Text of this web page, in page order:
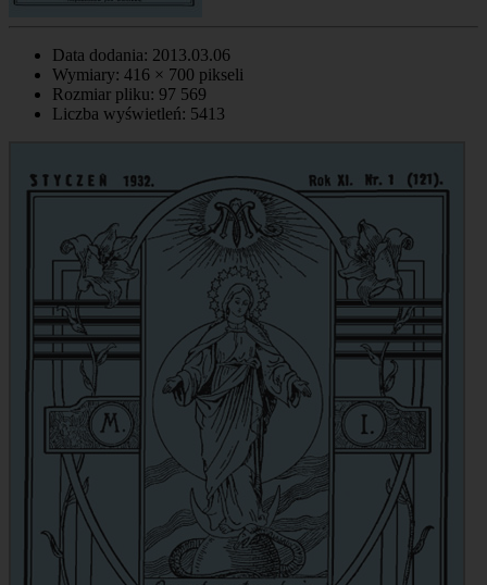
Data dodania: 2013.03.06
Wymiary: 416 × 700 pikseli
Rozmiar pliku: 97 569
Liczba wyświetleń: 5413